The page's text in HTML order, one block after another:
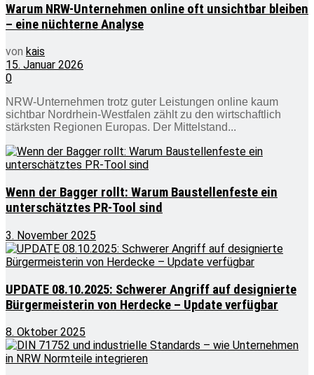
Warum NRW-Unternehmen online oft unsichtbar bleiben
– eine nüchterne Analyse
von kais
15. Januar 2026
0
NRW-Unternehmen trotz guter Leistungen online kaum
sichtbar Nordrhein-Westfalen zählt zu den wirtschaftlich
stärksten Regionen Europas. Der Mittelstand...
Wenn der Bagger rollt: Warum Baustellenfeste ein
unterschätztes PR-Tool sind
3. November 2025
UPDATE 08.10.2025: Schwerer Angriff auf designierte
Bürgermeisterin von Herdecke – Update verfügbar
8. Oktober 2025